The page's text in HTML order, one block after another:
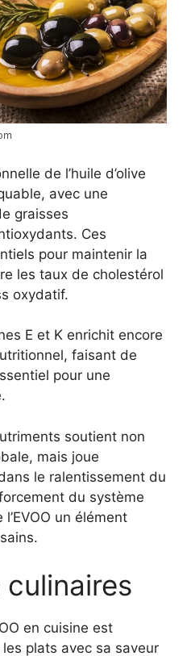
de l’huile d’olive
avec une
graisses
Ces
pour maintenir la
les taux de cholestérol
oxydatif.
E et K enrichit encore
faisant de
pour une
soutient non
mais joue
le ralentissement du
du système
un élément
en cuisine est
plats avec sa saveur